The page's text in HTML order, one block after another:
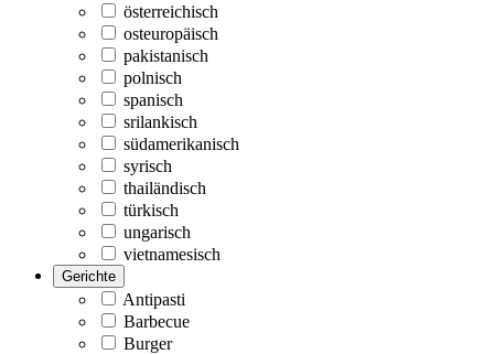
österreichisch
osteuropäisch
pakistanisch
polnisch
spanisch
srilankisch
südamerikanisch
syrisch
thailändisch
türkisch
ungarisch
vietnamesisch
Gerichte
Antipasti
Barbecue
Burger